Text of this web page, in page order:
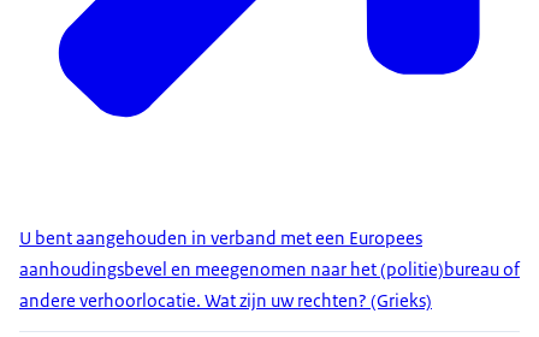
U bent aangehouden in verband met een Europees
aanhoudingsbevel en meegenomen naar het (politie)bureau of
andere verhoorlocatie. Wat zijn uw rechten? (Grieks)